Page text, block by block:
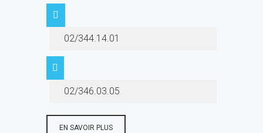
02/344.14.01
02/346.03.05
EN SAVOIR PLUS